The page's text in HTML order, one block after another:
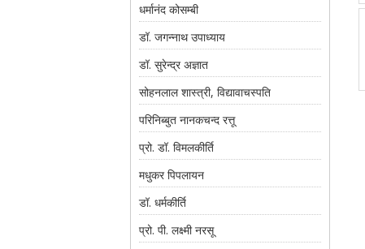
धर्मानंद कोसम्बी
डॉ. जगन्नाथ उपाध्याय
डॉ. सुरेन्द्र अज्ञात
सोहनलाल शास्त्री, विद्यावाचस्पति
परिनिब्बुत नानकचन्द रत्तू
प्रो. डॉ. विमलकीर्ति
मधुकर पिपलायन
डॉ. धर्मकीर्ति
प्रो. पी. लक्ष्मी नरसू